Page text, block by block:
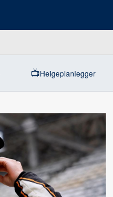
📺Helgeplanlegger